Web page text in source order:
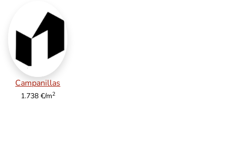
Campanillas
1.738 €/m2